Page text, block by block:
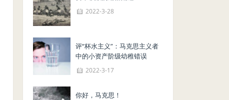
2022-3-28
评“杯水主义”：马克思主义者
中的小资产阶级幼稚错误
2022-3-17
你好，马克思！